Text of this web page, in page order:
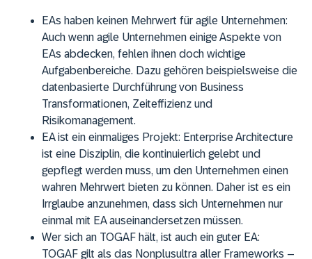
EAs haben keinen Mehrwert für agile Unternehmen:
Auch wenn agile Unternehmen einige Aspekte von
EAs abdecken, fehlen ihnen doch wichtige
Aufgabenbereiche. Dazu gehören beispielsweise die
datenbasierte Durchführung von Business
Transformationen, Zeiteffizienz und
Risikomanagement.
EA ist ein einmaliges Projekt: Enterprise Architecture
ist eine Disziplin, die kontinuierlich gelebt und
gepflegt werden muss, um den Unternehmen einen
wahren Mehrwert bieten zu können. Daher ist es ein
Irrglaube anzunehmen, dass sich Unternehmen nur
einmal mit EA auseinandersetzen müssen.
Wer sich an TOGAF hält, ist auch ein guter EA:
TOGAF gilt als das Nonplusultra aller Frameworks –